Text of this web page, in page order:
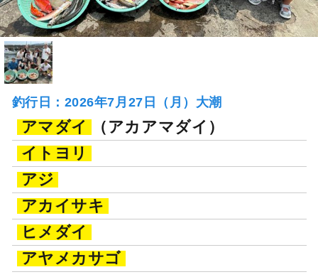
釣行日：2026年7月27日（月）大潮
アマダイ
（アカアマダイ）
イトヨリ
アジ
アカイサキ
ヒメダイ
アヤメカサゴ